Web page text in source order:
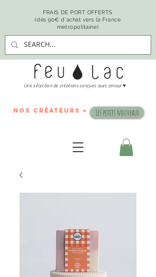
Une sélection de créations conçues avec amour♥
FRAIS DE PORT OFFERTS
(dès 90€ d'achat vers la France
métropolitaine)
nos créateurs ♥ Les petits nouveaux